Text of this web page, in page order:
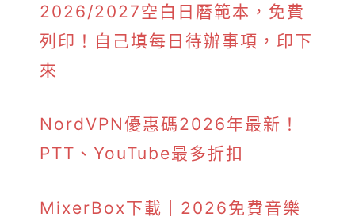
2026/2027空白日曆範本，免費
列印！自己填每日待辦事項，印下
來
NordVPN優惠碼2026年最新！
PTT、YouTube最多折扣
MixerBox下載｜2026免費音樂